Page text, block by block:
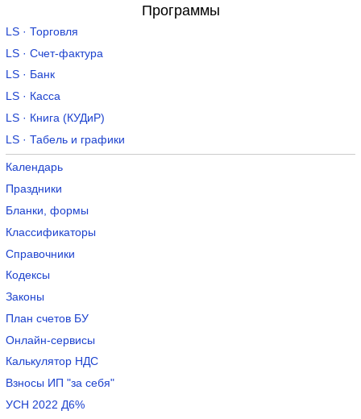
Программы
LS · Торговля
LS · Счет-фактура
LS · Банк
LS · Касса
LS · Книга (КУДиР)
LS · Табель и графики
Календарь
Праздники
Бланки, формы
Классификаторы
Справочники
Кодексы
Законы
План счетов БУ
Онлайн-сервисы
Калькулятор НДС
Взносы ИП "за себя"
УСН 2022 Д6%